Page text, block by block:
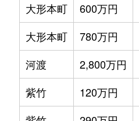
大形本町
600万円
大形本町
780万円
河渡
2,800万円
紫竹
120万円